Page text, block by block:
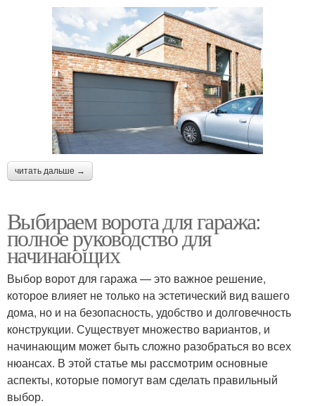
читать дальше →
Выбираем ворота для гаража:
полное руководство для
начинающих
Выбор ворот для гаража — это важное решение,
которое влияет не только на эстетический вид вашего
дома, но и на безопасность, удобство и долговечность
конструкции. Существует множество вариантов, и
начинающим может быть сложно разобраться во всех
нюансах. В этой статье мы рассмотрим основные
аспекты, которые помогут вам сделать правильный
выбор.